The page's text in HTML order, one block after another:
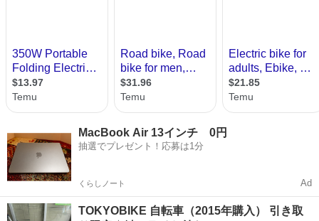
MacBook Air 13インチ 0円
抽選でプレゼント！応募は1分
くらしノート Ad
TOKYOBIKE 自転車（2015年購入） 引き取